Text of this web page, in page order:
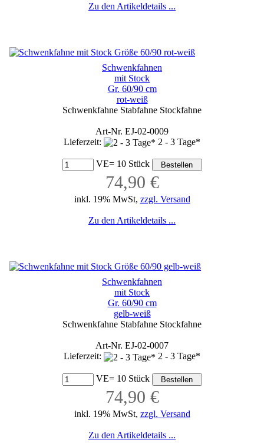
Zu den Artikeldetails ...
Schwenkfahnen
mit Stock
Gr. 60/90 cm
rot-weiß
Schwenkfahne Stabfahne Stockfahne
Art-Nr. EJ-02-0009
Lieferzeit:
2 - 3 Tage*
VE= 10 Stück
74,90 €
inkl. 19% MwSt, zzgl. Versand
Zu den Artikeldetails ...
Schwenkfahnen
mit Stock
Gr. 60/90 cm
gelb-weiß
Schwenkfahne Stabfahne Stockfahne
Art-Nr. EJ-02-0007
Lieferzeit:
2 - 3 Tage*
VE= 10 Stück
74,90 €
inkl. 19% MwSt, zzgl. Versand
Zu den Artikeldetails ...